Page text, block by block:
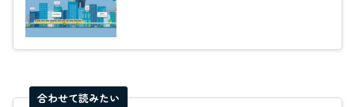
合わせて読みたい